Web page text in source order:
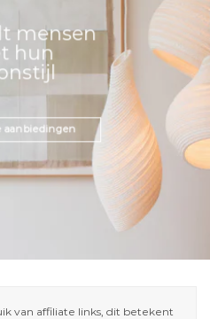
mensen
hun
aanbiedingen
van affiliate links, dit betekent